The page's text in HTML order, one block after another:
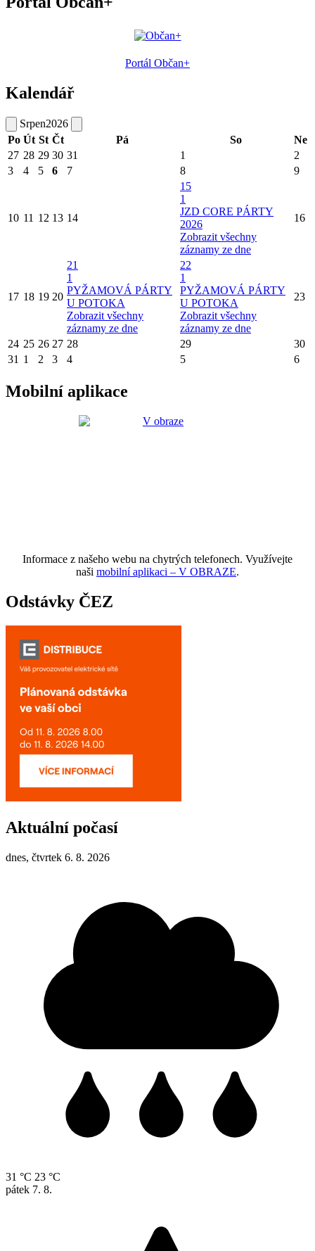
Portál Občan+
Kalendář
Srpen2026
Po Út St Čt Pá So
Ne
27 28 29 30 31 1
2
3
4 5 6 7 8 9
10 11 12 13 14
15
1
JZD CORE PÁRTY
2026
Zobrazit všechny
záznamy ze dne
16
17 18 19 20
21
1
PYŽAMOVÁ PÁRTY
U POTOKA
Zobrazit všechny
záznamy ze dne
22
1
PYŽAMOVÁ PÁRTY
U POTOKA
Zobrazit všechny
záznamy ze dne
23
24 25 26 27 28 29
30
31 1 2 3 4 5 6
Mobilní aplikace
Informace z našeho webu na chytrých telefonech. Využívejte
naši mobilní aplikaci – V OBRAZE.
Odstávky ČEZ
Aktuální počasí
dnes, čtvrtek 6. 8. 2026
31 °C 23 °C
pátek 7. 8.